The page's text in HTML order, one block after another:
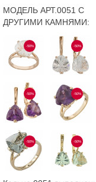
МОДЕЛЬ АРТ.0051 С
ДРУГИМИ КАМНЯМИ:
-50% -50%
-50% -50%
-50% -50%